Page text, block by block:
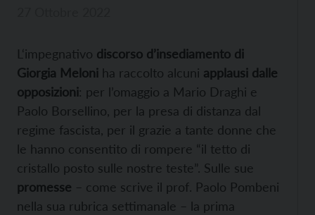
L‘impegnativo discorso d’insediamento di
Giorgia Meloni ha raccolto alcuni applausi dalle
opposizioni: per l’omaggio a Mario Draghi e
Paolo Borsellino, per la presa di distanza dal
regime fascista, per il grazie a tante donne che
le hanno consentito di rompere “il tetto di
cristallo posto sulle nostre teste”. Sulle sue
promesse – come scrive il prof. Paolo Pombeni
nella sua rubrica settimanale – la prima